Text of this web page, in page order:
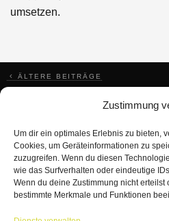
Zustimmung
Um dir ein optimales Erlebnis zu bieten,
Cookies, um Geräteinformationen zu
zuzugreifen. Wenn du diesen
wie das Surfverhalten oder eindeutige
Wenn du deine Zustimmung nicht erteilst
bestimmte Merkmale und Funktionen
umsetzen.
BEITRAGSNAVIGATION
ÄLTERE BEITRÄGE